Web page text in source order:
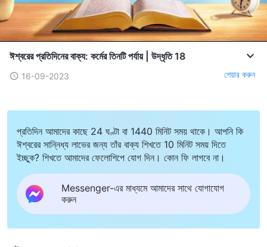
ঈশ্বরের প্রতিদিনের বাক্য: কর্মের তিনটি পর্যায় | উদ্ধৃতি 18
16-09-2023 শেয়ার করুন
প্রতিদিন আমাদের কাছে 24 ঘণ্টা বা 1440 মিনিট সময় থাকে। আপনি কি
ঈশ্বরের সান্নিধ্য লাভের জন্য তাঁর বাক্য শিখতে 10 মিনিট সময় দিতে
ইচ্ছুক? শিখতে আমাদের ফেলোশিপে যোগ দিন। কোন ফি লাগবে না।
Messenger-এর মাধ্যমে আমাদের সাথে যোগাযোগ
করুন